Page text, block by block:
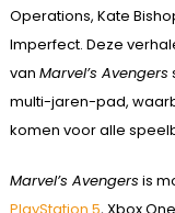
Operations, Kate
Imperfect. Deze
van Marvel’s Avengers
multi-jaren-pad,
komen voor alle
Marvel’s Avengers is
PlayStation 5, Xbox